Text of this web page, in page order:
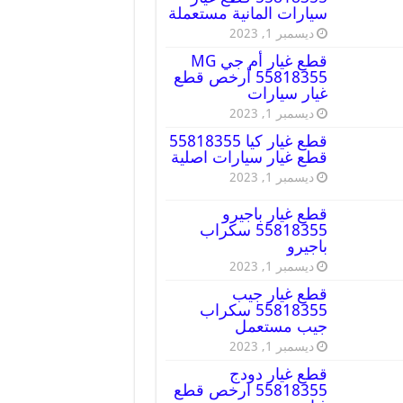
سيارات المانية مستعملة
ديسمبر 1, 2023
قطع غيار أم جي MG
55818355 أرخص قطع
غيار سيارات
ديسمبر 1, 2023
قطع غيار كيا 55818355
قطع غيار سيارات اصلية
ديسمبر 1, 2023
قطع غيار باجيرو
55818355 سكراب
باجيرو
ديسمبر 1, 2023
قطع غيار جيب
55818355 سكراب
جيب مستعمل
ديسمبر 1, 2023
قطع غيار دودج
55818355 ارخص قطع